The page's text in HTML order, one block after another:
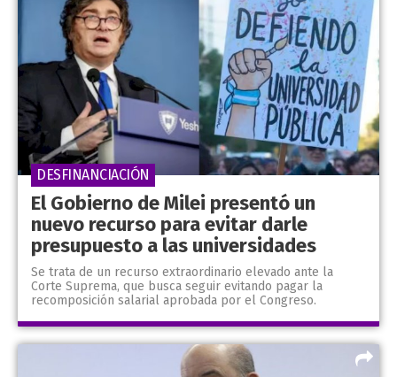
El Gobierno de Milei presentó un
nuevo recurso para evitar darle
presupuesto a las universidades
Se trata de un recurso extraordinario elevado ante la
Corte Suprema, que busca seguir evitando pagar la
recomposición salarial aprobada por el Congreso.
DESFINANCIACIÓN